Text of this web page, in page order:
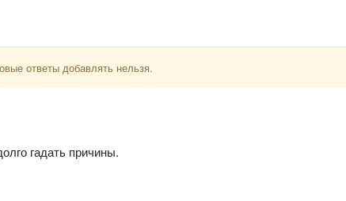
ответы добавлять нельзя.
гадать причины.